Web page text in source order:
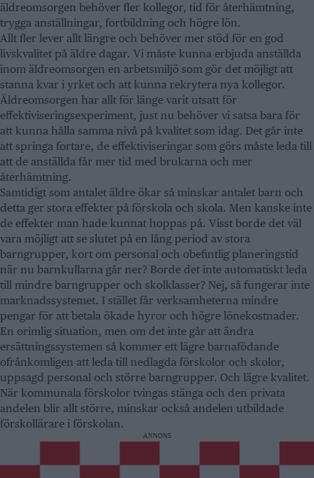
äldreomsorgen behöver fler kollegor, tid för återhämtning,
trygga anställningar, fortbildning och högre lön.
Allt fler lever allt längre och behöver mer stöd för en god
livskvalitet på äldre dagar. Vi måste kunna erbjuda anställda
inom äldreomsorgen en arbetsmiljö som gör det möjligt att
stanna kvar i yrket och att kunna rekrytera nya kollegor.
Äldreomsorgen har allt för länge varit utsatt för
effektiviseringsexperiment, just nu behöver vi satsa bara för
att kunna hålla samma nivå på kvalitet som idag. Det går inte
att springa fortare, de effektiviseringar som görs måste leda till
att de anställda får mer tid med brukarna och mer
återhämtning.
Samtidigt som antalet äldre ökar så minskar antalet barn och
detta ger stora effekter på förskola och skola. Men kanske inte
de effekter man hade kunnat hoppas på. Visst borde det väl
vara möjligt att se slutet på en lång period av stora
barngrupper, kort om personal och obefintlig planeringstid
när nu barnkullarna går ner? Borde det inte automatiskt leda
till mindre barngrupper och skolklasser? Nej, så fungerar inte
marknadssystemet. I stället får verksamheterna mindre
pengar för att betala ökade hyror och högre lönekostnader.
En orimlig situation, men om det inte går att ändra
ersättningssystemen så kommer ett lägre barnafödande
ofrånkomligen att leda till nedlagda förskolor och skolor,
uppsagd personal och större barngrupper. Och lägre kvalitet.
När kommunala förskolor tvingas stänga och den privata
andelen blir allt större, minskar också andelen utbildade
förskollärare i förskolan.
ANNONS